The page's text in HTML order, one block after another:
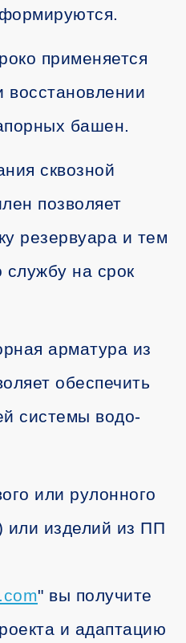
применяется
восстановлении
башен.
сквозной
позволяет
резервуара и тем
на срок
арматура из
обеспечить
системы водо-
или рулонного
или изделий из ПП
" вы получите
и адаптацию